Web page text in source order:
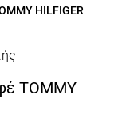
HILFIGER
TOMMY